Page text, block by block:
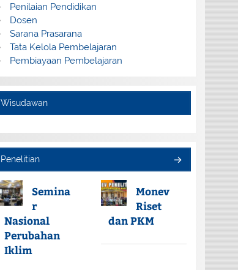
Penilaian Pendidikan
Dosen
Sarana Prasarana
Tata Kelola Pembelajaran
Pembiayaan Pembelajaran
Wisudawan
Penelitian
Semina
r
Nasional
Perubahan
Iklim
Monev
Riset
dan PKM